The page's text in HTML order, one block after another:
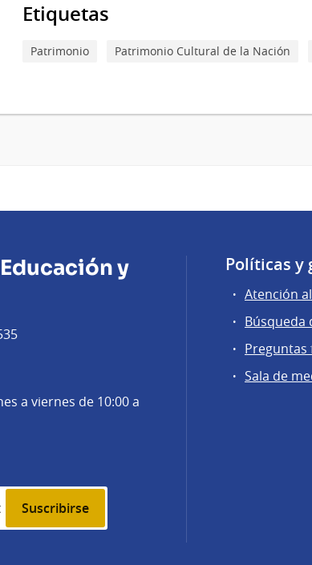
Etiquetas
Patrimonio Patrimonio Cultural de la Nación
y
a viernes de 10:00 a
Políticas y
Atención
Búsqueda
Preguntas
Sala de